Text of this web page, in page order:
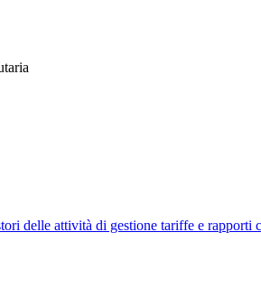
delle attività di gestione tariffe e